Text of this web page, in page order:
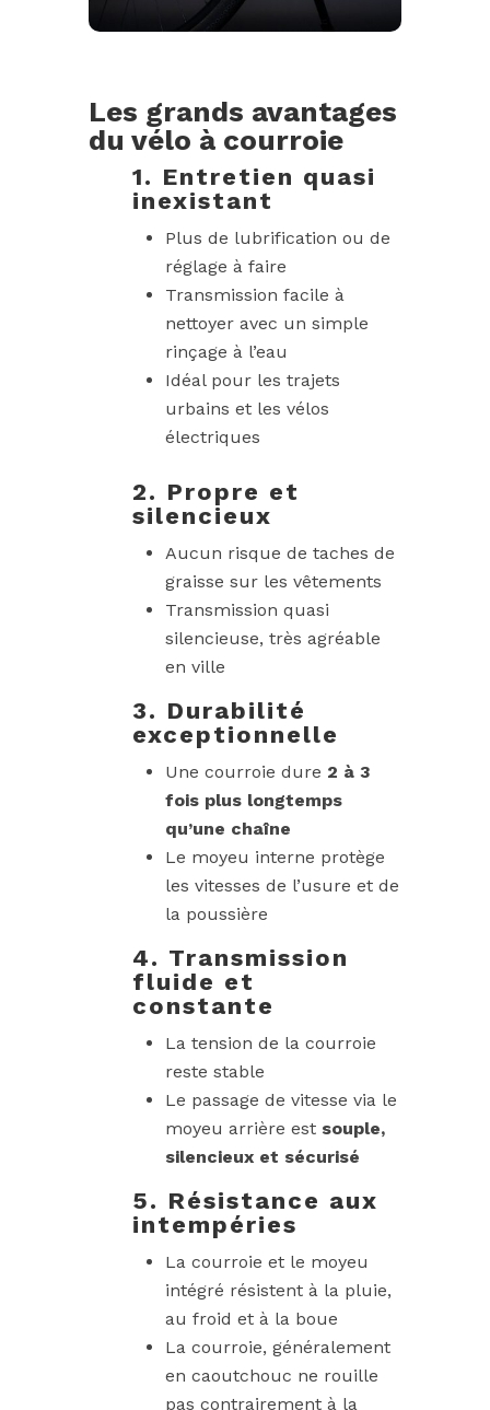
Les grands avantages
du vélo à courroie
1. Entretien quasi
inexistant
Plus de lubrification ou de
réglage à faire
Transmission facile à
nettoyer avec un simple
rinçage à l’eau
Idéal pour les trajets
urbains et les vélos
électriques
2. Propre et
silencieux
Aucun risque de taches de
graisse sur les vêtements
Transmission quasi
silencieuse, très agréable
en ville
3. Durabilité
exceptionnelle
Une courroie dure 2 à 3
fois plus longtemps
qu’une chaîne
Le moyeu interne protège
les vitesses de l’usure et de
la poussière
4. Transmission
fluide et
constante
La tension de la courroie
reste stable
Le passage de vitesse via le
moyeu arrière est souple,
silencieux et sécurisé
5. Résistance aux
intempéries
La courroie et le moyeu
intégré résistent à la pluie,
au froid et à la boue
La courroie, généralement
en caoutchouc ne rouille
pas contrairement à la